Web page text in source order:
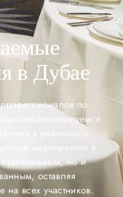
в Дубае
по
специализируемся
в реальность,
мероприятие в
но и
оставляя
на всех участников.